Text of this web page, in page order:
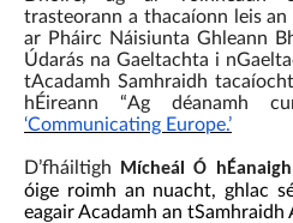
trasteorann a thacaíonn leis
ar Pháirc Náisiunta Ghleann
Údarás na Gaeltachta i
tAcadamh Samhraidh
hÉireann “Ag déanamh
‘Communicating Europe.’
D’fháiltigh Mícheál Ó hÉanaigh
óige roimh an nuacht, ghlac
eagair Acadamh an tSamhraidh